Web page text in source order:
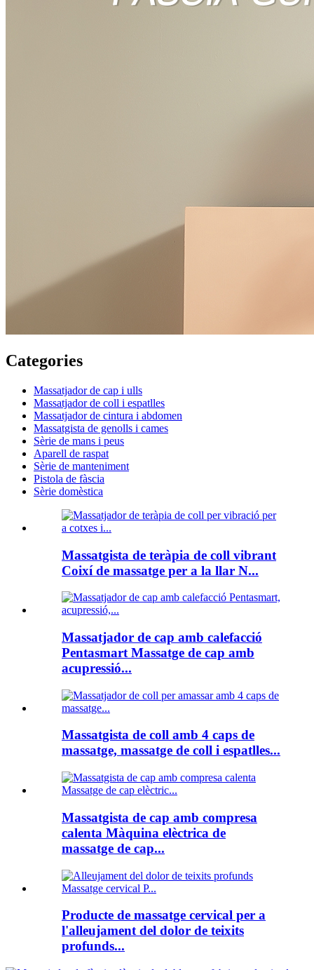
Categories
Massatjador de cap i ulls
Massatjador de coll i espatlles
Massatjador de cintura i abdomen
Massatgista de genolls i cames
Sèrie de mans i peus
Aparell de raspat
Sèrie de manteniment
Pistola de fàscia
Sèrie domèstica
Massatgista de teràpia de coll vibrant
Coixí de massatge per a la llar N...
Massatjador de cap amb calefacció
Pentasmart Massatge de cap amb
acupressió...
Massatgista de coll amb 4 caps de
massatge, massatge de coll i espatlles...
Massatgista de cap amb compresa
calenta Màquina elèctrica de
massatge de cap...
Producte de massatge cervical per a
l'alleujament del dolor de teixits
profunds...